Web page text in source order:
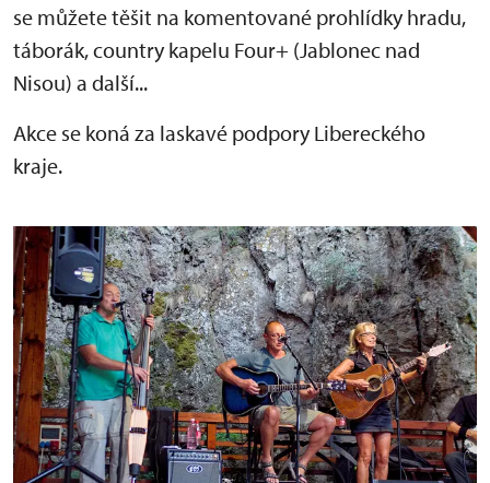
se můžete těšit na komentované prohlídky hradu,
táborák, country kapelu Four+ (Jablonec nad
Nisou) a další...
Akce se koná za laskavé podpory Libereckého
kraje.